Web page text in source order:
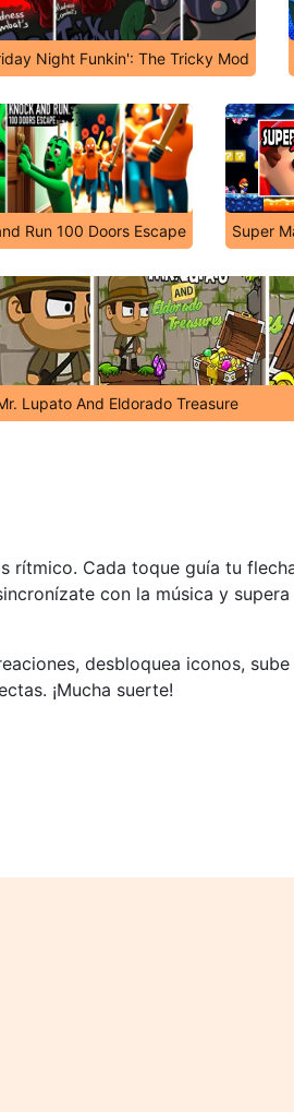
Night Funkin': The Tricky Mod
Run 100 Doors Escape Super
Lupato And Eldorado Treasure
rítmico. Cada toque guía tu
con la música y supera
desbloquea iconos, sube
¡Mucha suerte!